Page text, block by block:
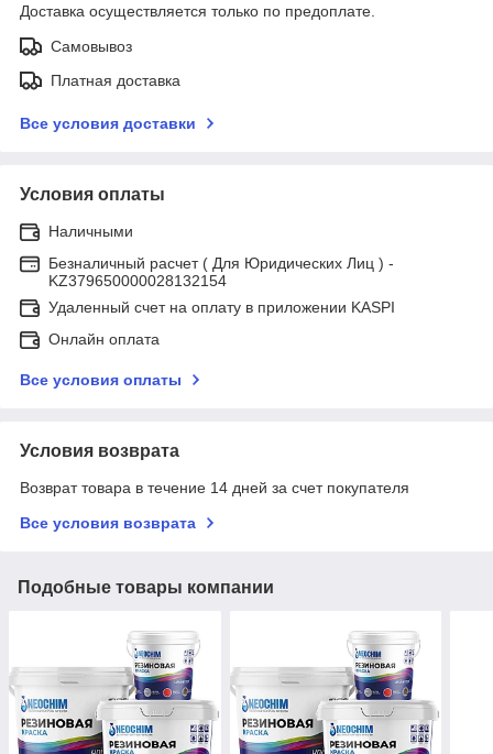
Доставка осуществляется только по предоплате.
Самовывоз
Платная доставка
Все условия доставки
Условия оплаты
Наличными
Безналичный расчет ( Для Юридических Лиц ) -
KZ379650000028132154
Удаленный счет на оплату в приложении KASPI
Онлайн оплата
Все условия оплаты
Условия возврата
Возврат товара в течение 14 дней за счет покупателя
Все условия возврата
Подобные товары компании